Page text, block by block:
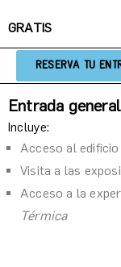
GRATIS
RESERVA TU
Entrada
Incluye:
Acceso al edificio
Visita a las
Acceso a la
Térmica